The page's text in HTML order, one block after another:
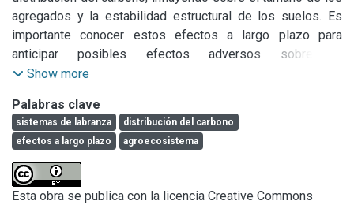
agregados y la estabilidad estructural de los suelos. Es
importante conocer estos efectos a largo plazo para
anticipar posibles efectos adversos sobre el
funcionamiento del agroecosistema. La escasa información
la experiencia que se encuentra en Tornquist.
Show more
Palabras clave
sistemas de labranza
distribución del carbono
efectos a largo plazo
agroecosistema
Esta obra se publica con la licencia Creative Commons